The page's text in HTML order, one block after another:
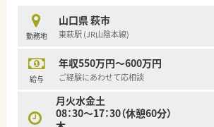
■開業支援事業も手掛けており、医療機関
築き、「医薬連携」を推進しています。
■健康サポート薬局の届出数は全国1位を
【こんな方にオススメ】
きたいという方に最適な環境です。
■体系的な教育制度のもとで、未経験から
勤務地
山口県 萩市
東萩駅 (JR山陰本線)
給与
年収550万円～600万円
ご経験にあわせて応相談
月火水金土
08：30～17：30（休憩60分）